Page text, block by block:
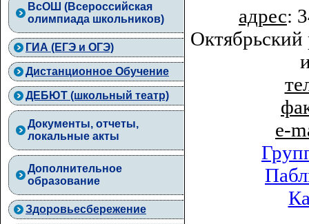
ВcОШ (Всероссийская
олимпиада школьников)
ГИА (ЕГЭ и ОГЭ)
Дистанционное Обучение
ДЕБЮТ (школьный театр)
Документы, отчеты,
локальные акты
Дополнительное
образование
Здоровьесбережение
адрес:
e-